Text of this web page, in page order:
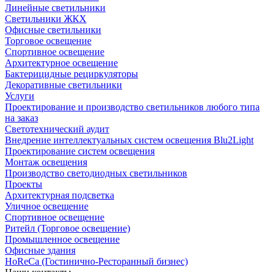
Линейные светильники
Светильники ЖКХ
Офисные светильники
Торговое освещение
Спортивное освещение
Архитектурное освещение
Бактерицидные рециркуляторы
Декоративные светильники
Услуги
Проектирование и производство светильников любого типа
на заказ
Светотехнический аудит
Внедрение интеллектуальных систем освещения Blu2Light
Проектирование систем освещения
Монтаж освещения
Производство светодиодных светильников
Проекты
Архитектурная подсветка
Уличное освещение
Спортивное освещение
Ритейл (Торговое освещение)
Промышленное освещение
Офисные здания
HoReCa (Гостинично-Ресторанный бизнес)